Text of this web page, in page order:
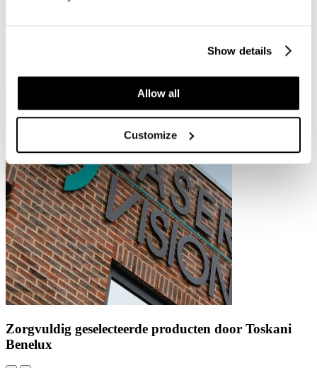
Show details
Allow all
Customize
hulpmiddelen voor schoonheidsspecialisten en huidtherapeuten,
Zorgvuldig geselecteerde producten door Toskani
Benelux